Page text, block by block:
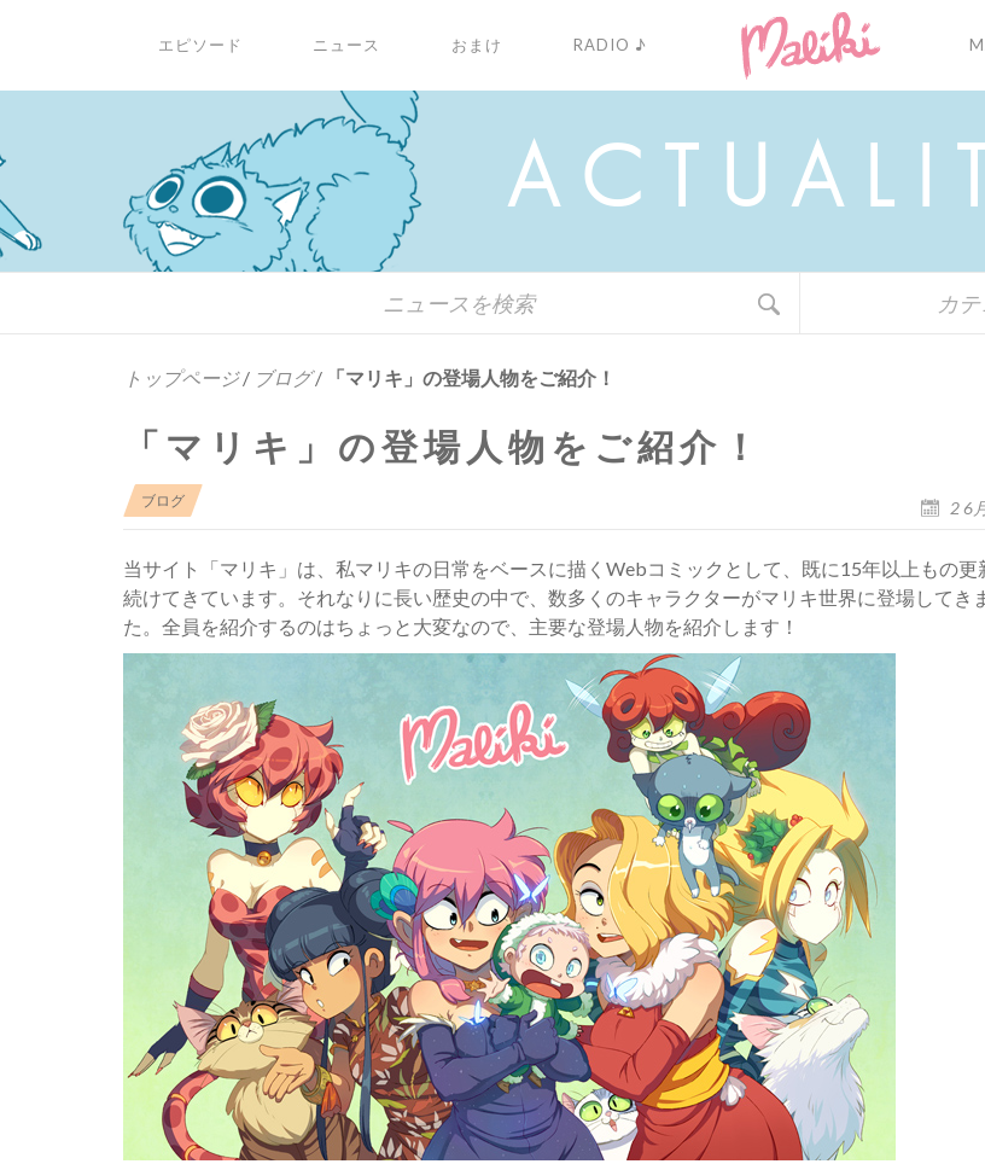
エピソード ニュース おまけ RADIO ♪
A C U A L
カ
トップページ/ ブログ/ 「マリキ」の登場人物をご紹介！
「マリキ」の登場人物をご紹介！
ブログ 2 6
当サイト「マリキ」は、私マリキの日常をベースに描くWebコミックとして、既に15年以上もの更
続けてきています。それなりに長い歴史の中で、数多くのキャラクターがマリキ世界に登場してき
た。全員を紹介するのはちょっと大変なので、主要な登場人物を紹介します！